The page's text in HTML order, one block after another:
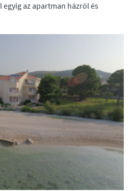
az apartman házról és